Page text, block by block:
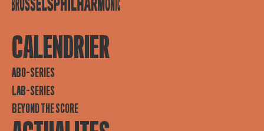
CALENDRIER
ABO-SERIES
LAB-SERIES
BEYOND THE SCORE